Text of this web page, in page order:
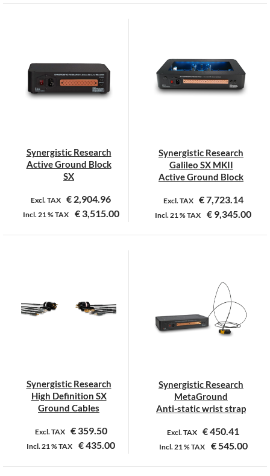
Dit
variaties.
Deze
optie
de
productpagina
Synergistic Research
Active Ground Block
SX
Excl. TAX € 2,904.96
Incl.21 %TAX €3,515.00
Dit
Deze
de
productpagina
Synergistic Research
Galileo SX MKII
Active Ground Block
Excl. TAX €7,723.14
Incl.21 %TAX € 9,345.00
Synergistic Research
High Definition SX
Ground Cables
Excl. TAX €359.50
Incl.21 %TAX €435.00
Dit
Synergistic Research
MetaGround
Anti-static wrist strap
Excl. TAX €450.41
Incl.21 %TAX €545.00